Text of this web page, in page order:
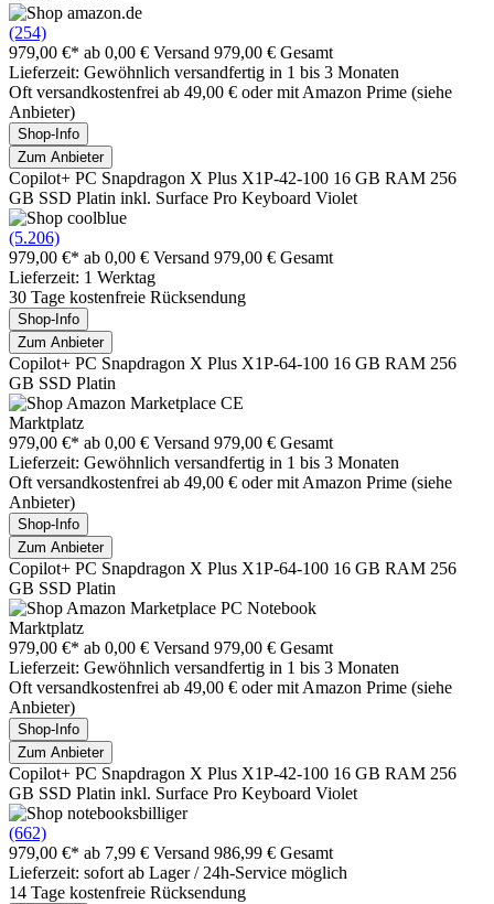
(254)
979,00 €* ab 0,00 € Versand 979,00 € Gesamt
Lieferzeit: Gewöhnlich versandfertig in 1 bis 3 Monaten
Oft versandkostenfrei ab 49,00 € oder mit Amazon Prime (siehe
Anbieter)
Shop-Info
Zum Anbieter
Copilot+ PC Snapdragon X Plus X1P-42-100 16 GB RAM 256
GB SSD Platin inkl. Surface Pro Keyboard Violet
(5.206)
979,00 €* ab 0,00 € Versand 979,00 € Gesamt
Lieferzeit: 1 Werktag
30 Tage kostenfreie Rücksendung
Shop-Info
Zum Anbieter
Copilot+ PC Snapdragon X Plus X1P-64-100 16 GB RAM 256
GB SSD Platin
Marktplatz
979,00 €* ab 0,00 € Versand 979,00 € Gesamt
Lieferzeit: Gewöhnlich versandfertig in 1 bis 3 Monaten
Oft versandkostenfrei ab 49,00 € oder mit Amazon Prime (siehe
Anbieter)
Shop-Info
Zum Anbieter
Copilot+ PC Snapdragon X Plus X1P-64-100 16 GB RAM 256
GB SSD Platin
Marktplatz
979,00 €* ab 0,00 € Versand 979,00 € Gesamt
Lieferzeit: Gewöhnlich versandfertig in 1 bis 3 Monaten
Oft versandkostenfrei ab 49,00 € oder mit Amazon Prime (siehe
Anbieter)
Shop-Info
Zum Anbieter
Copilot+ PC Snapdragon X Plus X1P-42-100 16 GB RAM 256
GB SSD Platin inkl. Surface Pro Keyboard Violet
(662)
979,00 €* ab 7,99 € Versand 986,99 € Gesamt
Lieferzeit: sofort ab Lager / 24h-Service möglich
14 Tage kostenfreie Rücksendung